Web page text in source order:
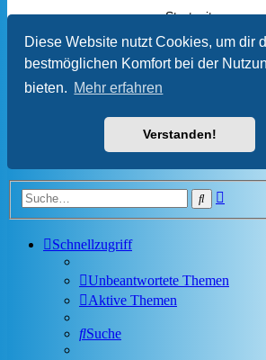
Diese Website nutzt Cookies, um dir
bestmöglichen Komfort bei der
bieten. Mehr erfahren
Verstanden!
Startseite
Isetta Club e.V. -
Clubmitgliederforum
Der Treffpunkt für Isetta-, BMW 600- und
Suche
Schnellzugriff
Unbeantwortete Themen
Aktive Themen
Suche